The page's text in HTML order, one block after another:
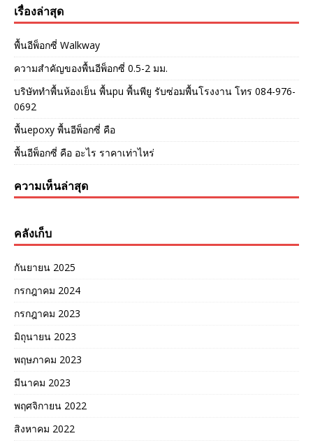
เรื่องล่าสุด
พื้นอีพ็อกซี่ Walkway
ความสำคัญของพื้นอีพ็อกซี่ 0.5-2 มม.
บริษัททำพื้นห้องเย็น พื้นpu พื้นพียู รับซ่อมพื้นโรงงาน โทร 084-976-
0692
พื้นepoxy พื้นอีพ็อกซี่ คือ
พื้นอีพ็อกซี่ คือ อะไร ราคาเท่าไหร่
ความเห็นล่าสุด
คลังเก็บ
กันยายน 2025
กรกฎาคม 2024
กรกฎาคม 2023
มิถุนายน 2023
พฤษภาคม 2023
มีนาคม 2023
พฤศจิกายน 2022
สิงหาคม 2022